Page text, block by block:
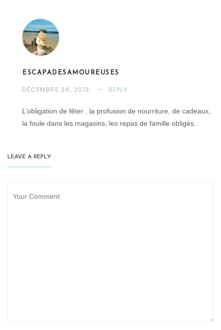
ESCAPADESAMOUREUSES
DÉCEMBRE 24, 2013 REPLY
L’obligation de fêter , la profusion de nourriture, de cadeaux,
la foule dans les magasins, les repas de famille obligés..
LEAVE A REPLY